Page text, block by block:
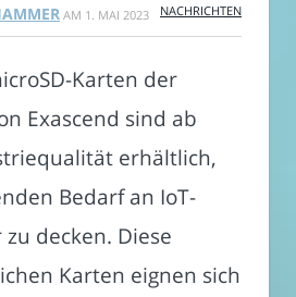
AM 1. MAI 2023 NACHRICHTEN
Karten der
Exascend sind ab
erhältlich,
Bedarf an IoT-
zu decken. Diese
Karten eignen sich